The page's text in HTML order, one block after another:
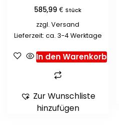
585,99€ Stück
zzgl.Versand
Lieferzeit: ca. 3-4 Werktage
In den Warenkorb
Zur Wunschliste
hinzufügen